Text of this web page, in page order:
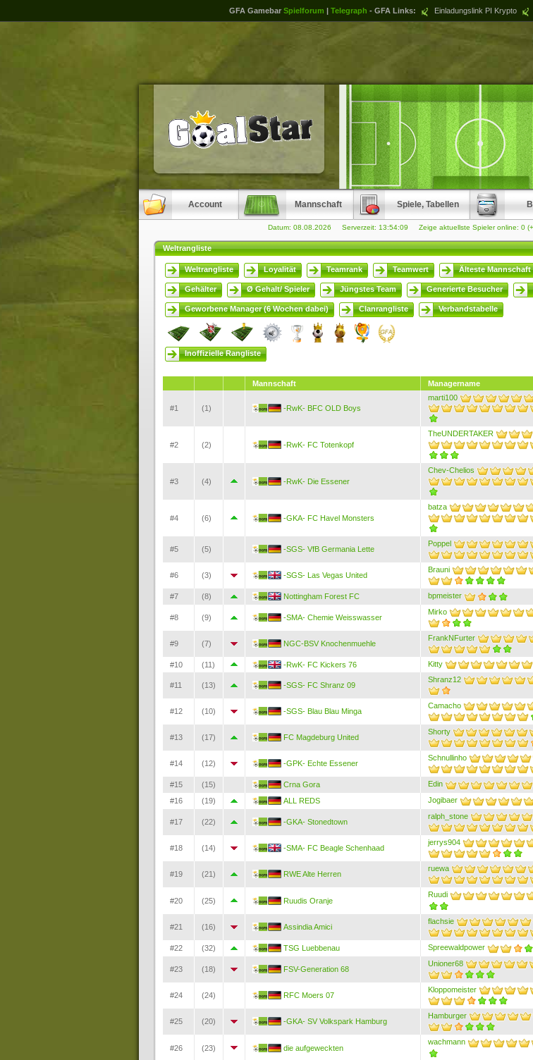
GFA Gamebar Spielforum | Telegraph - GFA Links: Einladungslink PI Krypto
Account Mannschaft Spiele, Tabellen
Datum: 08.08.2026 Serverzeit: 13:54:10 Zeige aktuellste Spieler online: 0
Weltrangliste
Weltrangliste Loyalität Teamrank Teamwert Älteste Mannschaft
Gehälter Ø Gehalt/ Spieler Jüngstes Team Generierte Besucher
Geworbene Manager (6 Wochen dabei) Clanrangliste Verbandstabelle
Inoffizielle Rangliste
Mannschaft Managername
#1 (1) -RwK- BFC OLD Boys
marti100
#2 (2) -RwK- FC Totenkopf
TheUNDERTAKER
#3 (4) -RwK- Die Essener
Chev-Chelios
#4 (6) -GKA- FC Havel Monsters
batza
#5 (5) -SGS- VfB Germania Lette
Poppel
#6 (3) -SGS- Las Vegas United
Brauni
#7 (8) Nottingham Forest FC bpmeister
#8 (9) -SMA- Chemie Weisswasser
Mirko
#9 (7) NGC-BSV Knochenmuehle
FrankNFurter
#10 (11) -RwK- FC Kickers 76 Kitty
#11 (13) -SGS- FC Shranz 09
Shranz12
#12 (10) -SGS- Blau Blau Minga
Camacho
#13 (17) FC Magdeburg United
Shorty
#14 (12) -GPK- Echte Essener
Schnullinho
#15 (15) Crna Gora Edin
#16
(19) ALL REDS Jogibaer
#17 (22) -GKA- Stonedtown
ralph_stone
#18 (14) -SMA- FC Beagle Schenhaad
jerrys904
#19 (21) RWE Alte Herren
ruewa
#20 (25) Ruudis Oranje
Ruudi
#21 (16) Assindia Amici
flachsie
#22 (32) TSG Luebbenau Spreewaldpower
#23 (18) FSV-Generation 68
Unioner68
#24 (24) RFC Moers 07
Kloppomeister
#25 (20) -GKA- SV Volkspark Hamburg
Hamburger
#26 (23) die aufgeweckten
wachmann